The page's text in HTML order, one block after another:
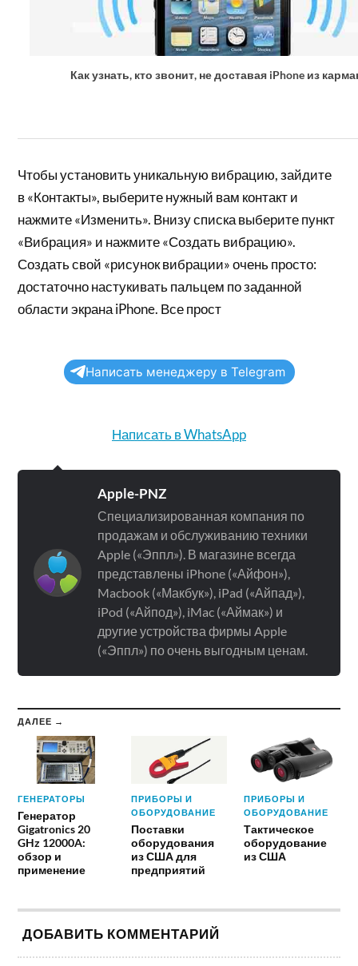
Как узнать, кто звонит, не доставая iPhone из
Чтобы установить уникальную вибрацию, зайдите
в «Контакты», выберите нужный вам контакт и
нажмите «Изменить». Внизу списка выберите пункт
«Вибрация» и нажмите «Создать вибрацию».
Создать свой «рисунок вибрации» очень просто:
достаточно настукивать пальцем по заданной
области экрана iPhone. Все прост
Написать менеджеру в Telegram
Написать в WhatsApp
Apple-PNZ
Специализированная компания по
продажам и обслуживанию техники
Apple («Эппл»). В магазине всегда
представлены iPhone («Айфон»),
Macbook («Макбук»), iPad («Айпад»),
iPod («Айпод»), iMac («Аймак») и
другие устройства фирмы Apple
(«Эппл») по очень выгодным ценам.
ДАЛЕЕ →
ГЕНЕРАТОРЫ
Генератор
Gigatronics 20
GHz 12000A:
обзор и
применение
ПРИБОРЫ И
ОБОРУДОВАНИЕ
Поставки
оборудования
из США для
предприятий
ПРИБОРЫ И
ОБОРУДОВАНИЕ
Тактическое
оборудование
из США
ДОБАВИТЬ КОММЕНТАРИЙ